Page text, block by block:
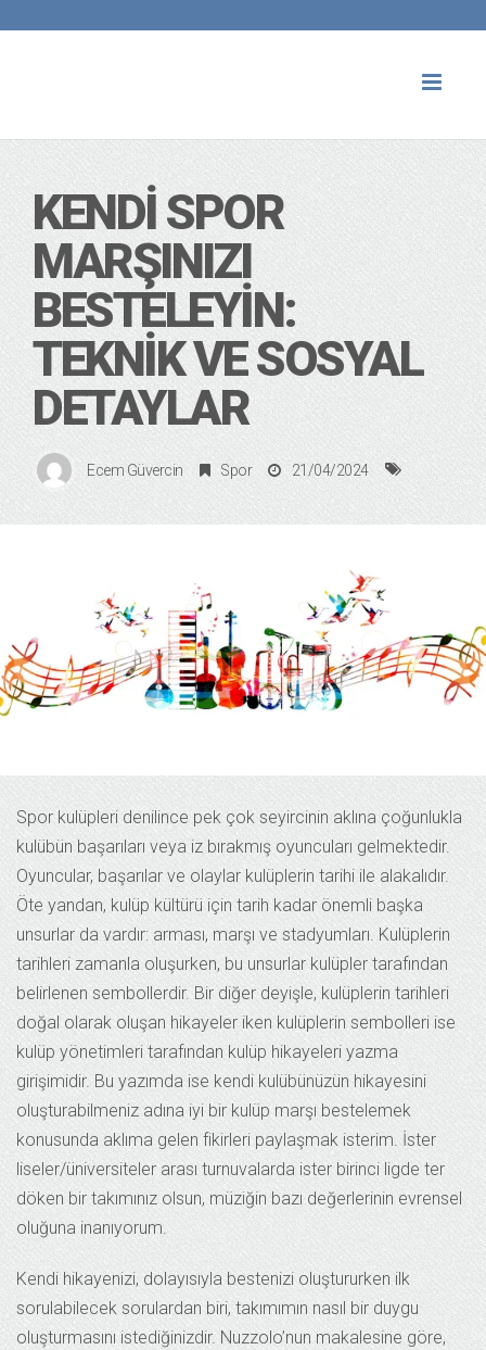
KENDI SPOR
MARŞINIZI
BESTELEYIN:
TEKNIK VE SOSYAL
DETAYLAR
Ecem Güvercin Spor 21/04/2024
Spor kulüpleri denilince pek çok seyircinin aklına çoğunlukla
kulübün başarıları veya iz bırakmış oyuncuları gelmektedir.
Oyuncular, başarılar ve olaylar kulüplerin tarihi ile alakalıdır.
Öte yandan, kulüp kültürü için tarih kadar önemli başka
unsurlar da vardır: arması, marşı ve stadyumları. Kulüplerin
tarihleri zamanla oluşurken, bu unsurlar kulüpler tarafından
belirlenen sembollerdir. Bir diğer deyişle, kulüplerin tarihleri
doğal olarak oluşan hikayeler iken kulüplerin sembolleri ise
kulüp yönetimleri tarafından kulüp hikayeleri yazma
girişimidir. Bu yazımda ise kendi kulübünüzün hikayesini
oluşturabilmeniz adına iyi bir kulüp marşı bestelemek
konusunda aklıma gelen fikirleri paylaşmak isterim. İster
liseler/üniversiteler arası turnuvalarda ister birinci ligde ter
döken bir takımınız olsun, müziğin bazı değerlerinin evrensel
oluğuna inanıyorum.
Kendi hikayenizi, dolayısıyla bestenizi oluştururken ilk
sorulabilecek sorulardan biri, takımımın nasıl bir duygu
oluşturmasını istediğinizdir. Nuzzolo’nun makalesine göre,